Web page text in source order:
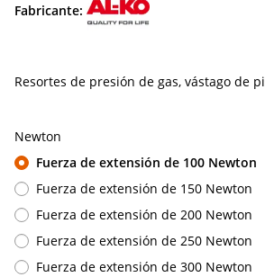
Fabricante:
Resortes de presión de gas, vástago de
Newton
Fuerza de extensión de 100 Newton
Fuerza de extensión de 150 Newton
Fuerza de extensión de 200 Newton
Fuerza de extensión de 250 Newton
Fuerza de extensión de 300 Newton